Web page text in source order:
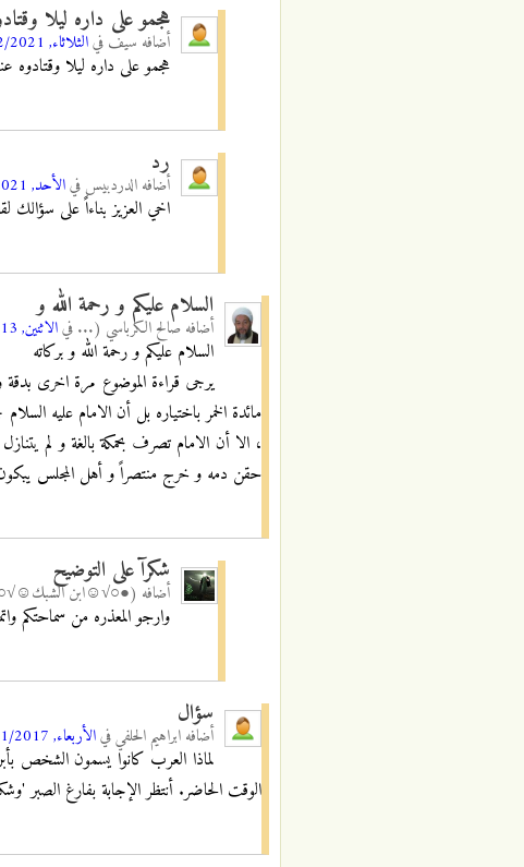
هجمو على داره ليلا
أضافه سيف فيالثلاثاء, 16/02/2021 - 01:42
هجمو على داره ليلا وقتادوه
رد
أضافه الدردبيسفيالأحد, 20/06/2021 - 16:38
اخي العزيز بناءاً على سؤالك
السلام عليكم و رحمة الله و
أضافه صالح الكرباسي (... فيالاثنين, 04/03/2013 - 20:40
السلام عليكم و رحمة الله و بركاته
يرجى قراءة الموضوع مرة اخرى
مائدة الخمر باختياره بل أن الامام عليه
، الا أن الامام تصرف بحمكة بالغة و لم
حقن دمه و خرج منتصراً و أهل المجلس يبكون،
شكرآ على التوضيح
أضافه (●○√☺ابن
وارجو المعذره من سماحتكم
سؤال
أضافه ابراهيم الحلفيفيالأربعاء, 11/01/2017 - 18:59
لماذا العرب كانوا يسمون الشخص
الوقت الحاضر. أنتظر الإجابة بفارغ الصبر